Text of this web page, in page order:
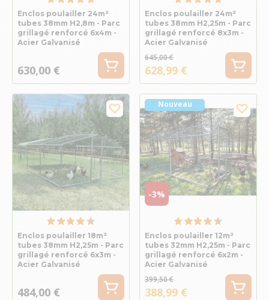
Enclos poulailler 24m²
tubes 38mm H2,8m - Parc
grillagé renforcé 6x4m -
Acier Galvanisé
630,00 €
Enclos poulailler 24m²
tubes 38mm H2,25m - Parc
grillagé renforcé 8x3m -
Acier Galvanisé
645,00 €
628,99 €
Enclos poulailler 18m²
tubes 38mm H2,25m - Parc
grillagé renforcé 6x3m -
Acier Galvanisé
484,00 €
-3%
Nouveau
Enclos poulailler 12m²
tubes 32mm H2,25m - Parc
grillagé renforcé 6x2m -
Acier Galvanisé
399,50 €
388,99 €